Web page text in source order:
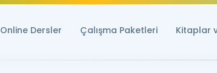
Online Dersler Çalışma Paketleri Kitaplar